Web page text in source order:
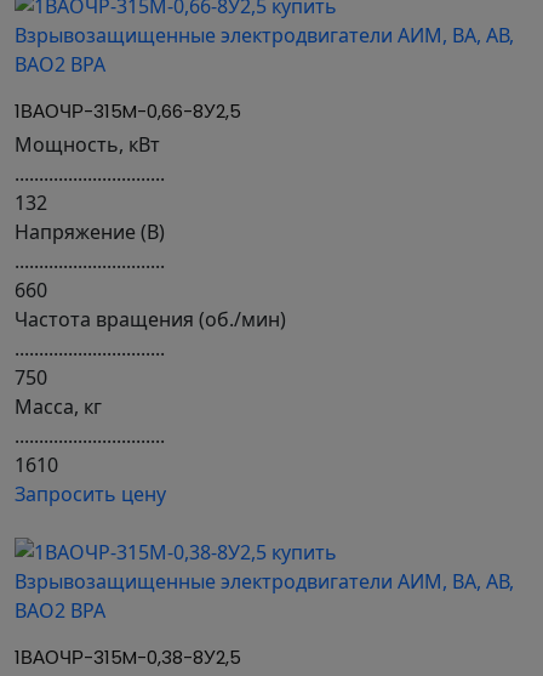
1ВАОЧР-315M-0,66-8У2,5
Мощность, кВт
...............................
132
Напряжение (В)
...............................
660
Частота вращения (об./мин)
...............................
750
Масса, кг
...............................
1610
Запросить цену
1ВАОЧР-315M-0,38-8У2,5